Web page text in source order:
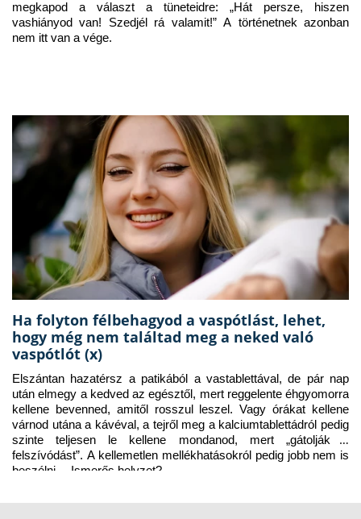
megkapod a választ a tüneteidre: „Hát persze, hiszen
vashiányod van! Szedjél rá valamit!” A történetnek azonban
nem itt van a vége.
Ha folyton félbehagyod a vaspótlást, lehet,
hogy még nem találtad meg a neked való
vaspótlót (x)
Elszántan hazatérsz a patikából a vastablettával, de pár nap
után elmegy a kedved az egésztől, mert reggelente éhgyomorra
kellene bevenned, amitől rosszul leszel. Vagy órákat kellene
várnod utána a kávéval, a tejről meg a kalciumtablettádról pedig
szinte teljesen le kellene mondanod, mert „gátolják a
felszívódást”. A kellemetlen mellékhatásokról pedig jobb nem is
beszélni… Ismerős helyzet?